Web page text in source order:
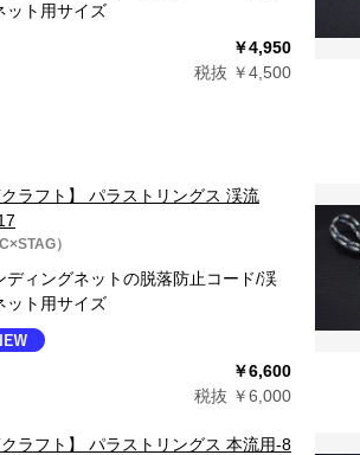
ット用サイズ
￥4,950
税抜 ￥4,500
クラフト】 パラストリングス 渓流
）
ディングネットの脱落防止コード/渓
ット用サイズ
￥6,600
税抜 ￥6,000
クラフト】 パラストリングス 本流用-8